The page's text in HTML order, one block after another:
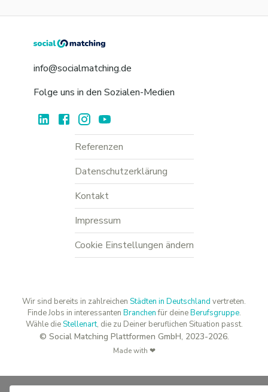
info@socialmatching.de
Folge uns in den Sozialen-Medien
Referenzen
Datenschutzerklärung
Kontakt
Impressum
Cookie Einstellungen ändern
Wir sind bereits in zahlreichen Städten in Deutschland vertreten.
Finde Jobs in interessanten Branchenfür deineBerufsgruppe.
Wähle dieStellenart, die zu Deiner beruflichen Situation passt.
© Social Matching Plattformen GmbH, 2023-2026.
Made with ❤